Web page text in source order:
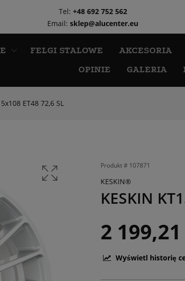
Tel: +48 692 752 562
Email:sklep@alucenter.eu
FELGI STALOWE AKCESORIA
OPINIE
GALERIA
ET48 72,6 SL
Produkt # 107871
KESKIN®
KESKIN
2 199,21
Wyświetl historię